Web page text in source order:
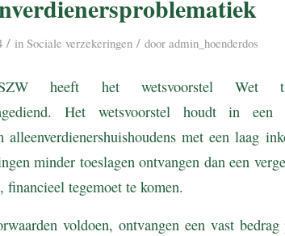
/ in Sociale verzekeringen / door admin_hoenderdos
heeft het wetsvoorstel Wet
ingediend. Het wetsvoorstel houdt in
met een laag
minder toeslagen ontvangen dan een
tegemoet te komen.
voldoen, ontvangen een vast